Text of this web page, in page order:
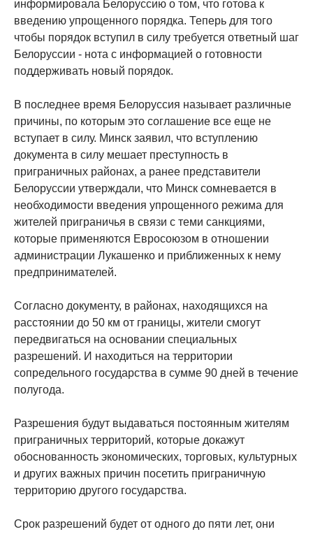
информировала Белоруссию о том, что готова к
введению упрощенного порядка. Теперь для того
чтобы порядок вступил в силу требуется ответный шаг
Белоруссии - нота с информацией о готовности
поддерживать новый порядок.
В последнее время Белоруссия называет различные
причины, по которым это соглашение все еще не
вступает в силу. Минск заявил, что вступлению
документа в силу мешает преступность в
приграничных районах, а ранее представители
Белоруссии утверждали, что Минск сомневается в
необходимости введения упрощенного режима для
жителей приграничья в связи с теми санкциями,
которые применяются Евросоюзом в отношении
администрации Лукашенко и приближенных к нему
предпринимателей.
Согласно документу, в районах, находящихся на
расстоянии до 50 км от границы, жители смогут
передвигаться на основании специальных
разрешений. И находиться на территории
сопредельного государства в сумме 90 дней в течение
полугода.
Разрешения будут выдаваться постоянным жителям
приграничных территорий, которые докажут
обоснованность экономических, торговых, культурных
и других важных причин посетить приграничную
территорию другого государства.
Срок разрешений будет от одного до пяти лет, они